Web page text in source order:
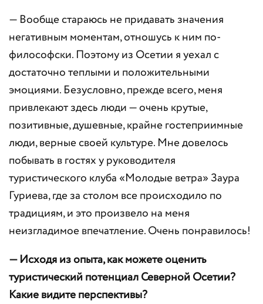
— Вообще стараюсь не придавать значения
негативным моментам, отношусь к ним по-
философски. Поэтому из Осетии я уехал с
достаточно теплыми и положительными
эмоциями. Безусловно, прежде всего, меня
привлекают здесь люди — очень крутые,
позитивные, душевные, крайне гостеприимные
люди, верные своей культуре. Мне довелось
побывать в гостях у руководителя
туристического клуба «Молодые ветра» Заура
Гуриева, где за столом все происходило по
традициям, и это произвело на меня
неизгладимое впечатление. Очень понравилось!
— Исходя из опыта, как можете оценить
туристический потенциал Северной Осетии?
Какие видите перспективы?